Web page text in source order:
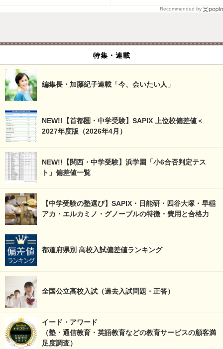
Recommended by
特集・連載
編集長・加藤紀子連載「今、会いたい人」
NEW!!【首都圏・中学受験】SAPIX 上位校偏差値＜
2027年度版（2026年4月）
NEW!!【関西・中学受験】浜学園「小6合否判定テス
ト」偏差値一覧
【中学受験の塾選び】SAPIX・日能研・四谷大塚・早稲
アカ・エルカミノ・グノーブルの特徴・費用と合格力
都道府県別 高校入試偏差値ランキング
全国公立高校入試（過去入試問題・正答）
イード・アワード
（塾・通信教育・英語教育などの教育サービスの顧客満
足度調査）